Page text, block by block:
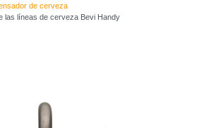
de cerveza
las líneas de cerveza Bevi Handy